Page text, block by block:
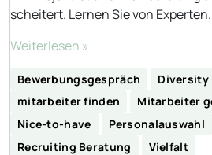
scheitert. Lernen Sie von Experten.
Weiterlesen »
Bewerbungsgespräch Diversity
mitarbeiter finden
Mitarbeiter
Nice-to-have
Personalauswahl
Recruiting Beratung
Vielfalt